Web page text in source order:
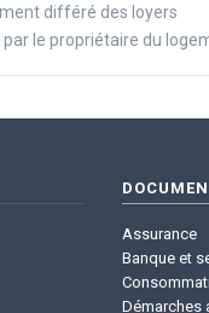
différé des loyers
le propriétaire du
Assurance
Banque et
Démarches